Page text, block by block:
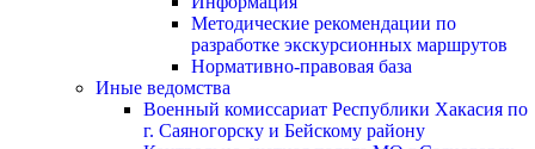
Методические рекомендации по
разработке экскурсионных маршрутов
Нормативно-правовая база
Иные ведомства
Военный комиссариат Республики Хакасия по
г. Саяногорску и Бейскому району